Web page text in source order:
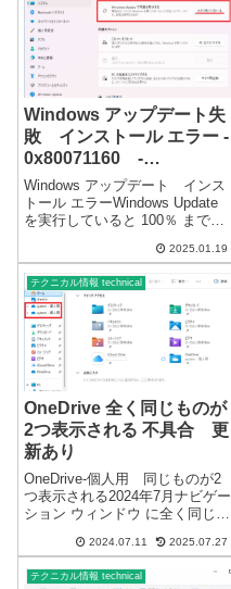
Windows アップデート失
敗 インストール エラー -
0x80071160 -
0x800f0983
Windows アップデート インス
トール エラーWindows Update
を実行していると 100％ までい
敗・エラーになってしまいま
す。再試行したり、アップデー
トデータのキャッシュをクリ
ア・再起動して何度...
2025.01.19
テクニカル情報 technical
OneDrive 全く同じものが
2つ表示される 不具合 更
新あり
OneDrive-個人用 同じものが2
つ表示される2024年7月ナビゲー
ション ウィンドウ に全く同じ
されます。表示されるフォルダ
同じ OneDrive個人用 が2つ表
2024.07.11 2025.07.27
テクニカル情報 technical